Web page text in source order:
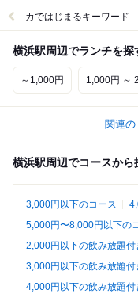
カではじまるキーワード
横浜駅周辺でランチを探
～1,000円 1,000円 ～
関連
横浜駅周辺でコースから
3,000円以下のコース
5,000円〜8,000円以下の
2,000円以下の飲み放題付
3,000円以下の飲み放題付
4,000円以下の飲み放題付